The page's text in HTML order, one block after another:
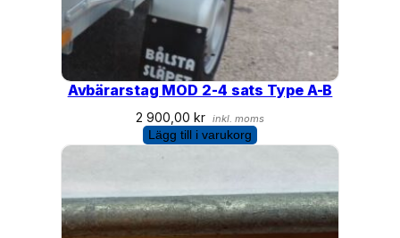
Avbärarstag MOD 2-4 sats Type A-B
2 900,00 kr inkl. moms
Lägg till i varukorg